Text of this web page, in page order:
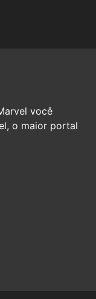
você
o maior portal